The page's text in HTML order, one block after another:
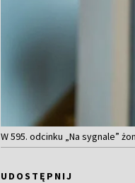
W 595. odcinku „Na sygnale”
UDOSTĘPNIJ